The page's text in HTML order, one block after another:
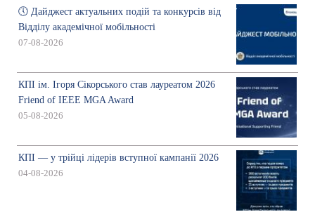
🕔 Дайджест актуальних подій та конкурсів від
Відділу академічної мобільності
07-08-2026
КПІ ім. Ігоря Сікорського став лауреатом 2026
Friend of IEEE MGA Award
05-08-2026
КПІ — у трійці лідерів вступної кампанії 2026
04-08-2026